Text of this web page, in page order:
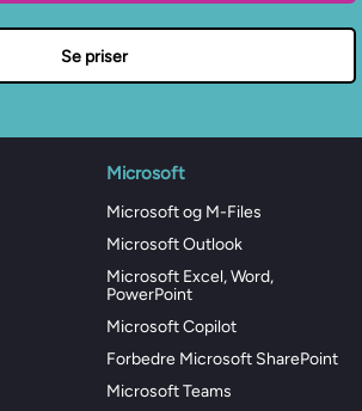
Se priser
Microsoft
Microsoft og M-Files
Microsoft Outlook
Microsoft Excel, Word,
PowerPoint
Microsoft Copilot
Forbedre Microsoft SharePoint
Microsoft Teams